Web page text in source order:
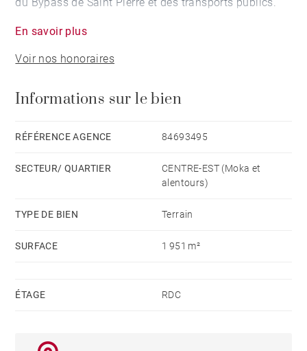
Il est accessible aux étrangers faisant parti de la
Smart City de Moka avec tous ses avantages.
En savoir plus
Voir nos honoraires
Informations sur le bien
RÉFÉRENCE AGENCE 84693495
SECTEUR/ QUARTIER
CENTRE-EST (Moka et
alentours)
TYPE DE BIEN Terrain
SURFACE 1 951 m²
ÉTAGE RDC